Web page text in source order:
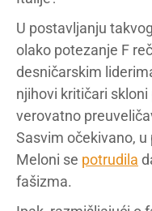
U postavljanju
olako potezanje F
desničarskim
njihovi kritičari
verovatno
Sasvim očekivano,
Meloni se potrudila
fašizma.